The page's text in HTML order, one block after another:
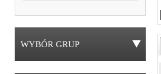
WYBÓR GRUP